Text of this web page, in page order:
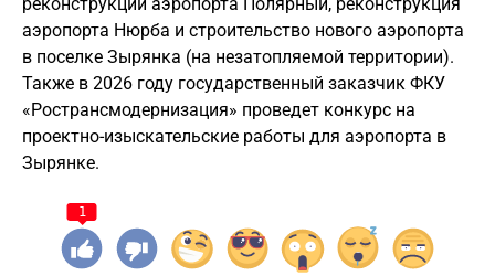
аэропорта Нюрба и строительство нового аэропорта
в поселке Зырянка (на незатопляемой территории).
Также в 2026 году государственный заказчик ФКУ
«Ространсмодернизация» проведет конкурс на
проектно-изыскательские работы для аэропорта в
Зырянке.
1